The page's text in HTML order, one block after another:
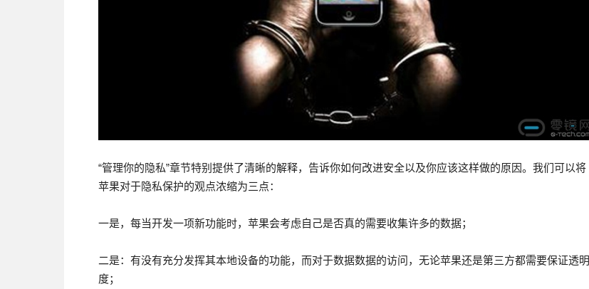
“管理你的隐私”章节特别提供了清晰的解释，告诉你如何改进安全以及你应该这样做的原因。我们可以将
苹果对于隐私保护的观点浓缩为三点：
一是，每当开发一项新功能时，苹果会考虑自己是否真的需要收集许多的数据；
二是：有没有充分发挥其本地设备的功能，而对于数据数据的访问，无论苹果还是第三方都需要保证透明
度；